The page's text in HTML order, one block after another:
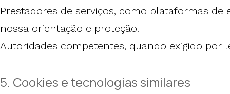
Prestadores de serviços, como plataformas
nossa orientação e proteção.
Autoridades competentes, quando exigido por
5. Cookies e tecnologias similares